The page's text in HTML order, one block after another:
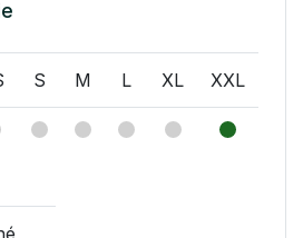
S M L XL XXL